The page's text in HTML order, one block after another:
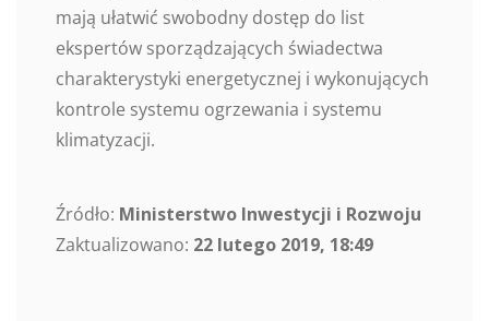
mają ułatwić swobodny dostęp do list
ekspertów sporządzających świadectwa
charakterystyki energetycznej i wykonujących
kontrole systemu ogrzewania i systemu
klimatyzacji.
Źródło: Ministerstwo Inwestycji i Rozwoju
Zaktualizowano: 22 lutego 2019, 18:49